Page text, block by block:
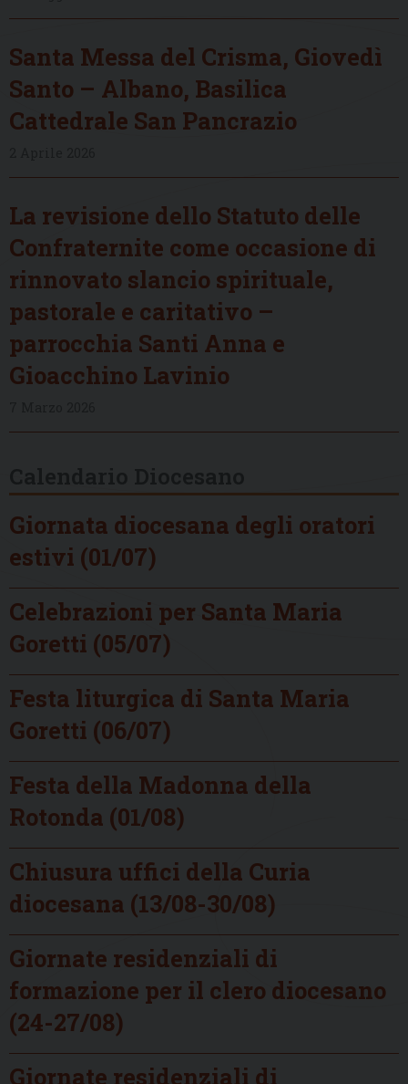
Santa Messa del Crisma, Giovedì
Santo – Albano, Basilica
Cattedrale San Pancrazio
La revisione dello Statuto delle
Confraternite come occasione di
rinnovato slancio spirituale,
pastorale e caritativo –
parrocchia Santi Anna e
Gioacchino Lavinio
Giornata diocesana degli oratori
estivi (01/07)
Celebrazioni per Santa Maria
Goretti (05/07)
Festa liturgica di Santa Maria
Goretti (06/07)
Festa della Madonna della
Rotonda (01/08)
Chiusura uffici della Curia
diocesana (13/08-30/08)
Giornate residenziali di
formazione per il clero diocesano
(24-27/08)
Giornate residenziali di